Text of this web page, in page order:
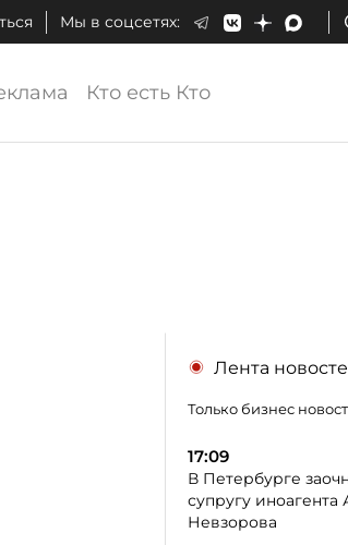
Мы в соцсетях:
Кто есть Кто
Лента
Только бизнес
17:09
В Петербурге
супругу иноагента
Невзорова